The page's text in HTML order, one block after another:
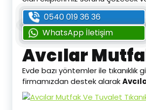
0540 019 36 36
WhatsApp İletişim
Avcılar
Evde bazı yöntemler ile
firmamızdan destek alarak